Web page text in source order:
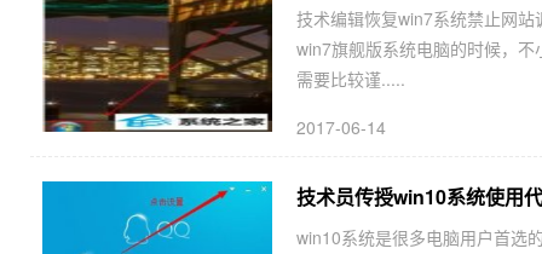
技术编辑恢复win7系统禁止网
win7旗舰版系统电脑的时候，
需要比较谨.....
2017-06-14
技术员传授win10系统使用
win10系统是很多电脑用户首选